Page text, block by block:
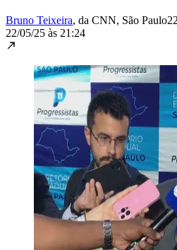
Bruno Teixeira, da CNN, São Paulo
22/05/25 às 21:24